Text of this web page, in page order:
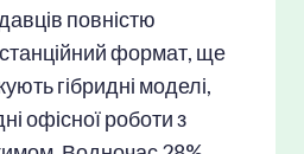
повністю
формат, ще
гібридні моделі,
офісної роботи з